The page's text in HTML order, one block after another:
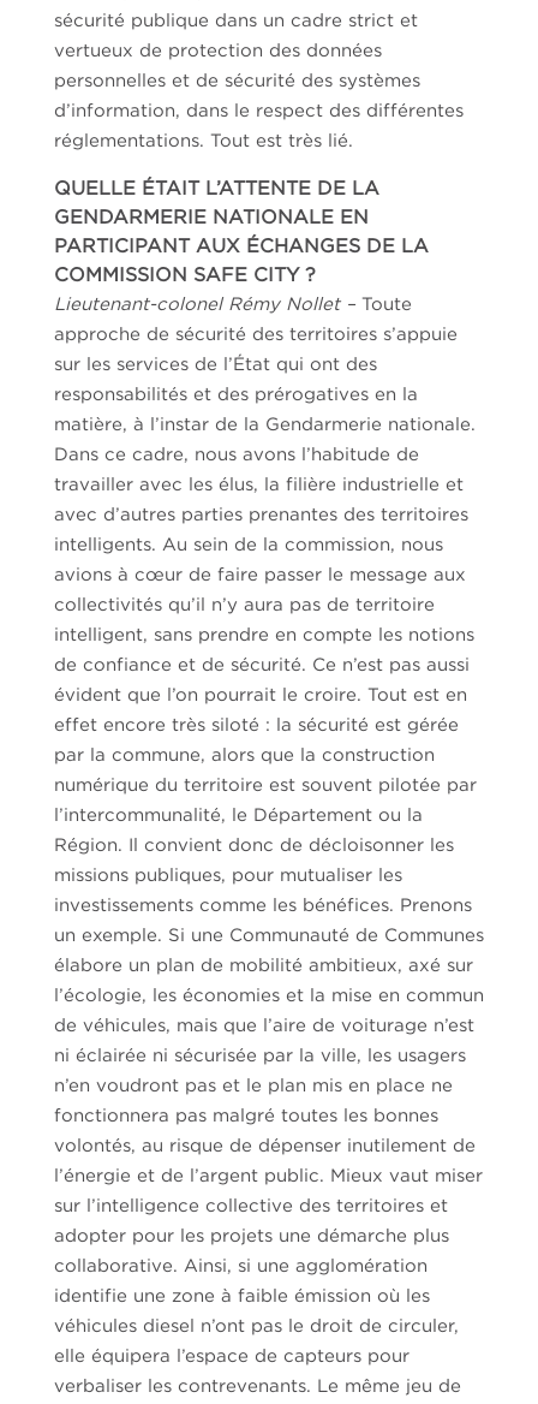
sécurité publique dans un cadre strict et
vertueux de protection des données
personnelles et de sécurité des systèmes
d’information, dans le respect des différentes
réglementations. Tout est très lié.
QUELLE ÉTAIT L’ATTENTE DE LA
GENDARMERIE NATIONALE EN
PARTICIPANT AUX ÉCHANGES DE LA
COMMISSION SAFE CITY ?
Lieutenant-colonel Rémy Nollet – Toute
approche de sécurité des territoires s’appuie
sur les services de l’État qui ont des
responsabilités et des prérogatives en la
matière, à l’instar de la Gendarmerie nationale.
Dans ce cadre, nous avons l’habitude de
travailler avec les élus, la filière industrielle et
avec d’autres parties prenantes des territoires
intelligents. Au sein de la commission, nous
avions à cœur de faire passer le message aux
collectivités qu’il n’y aura pas de territoire
intelligent, sans prendre en compte les notions
de confiance et de sécurité. Ce n’est pas aussi
évident que l’on pourrait le croire. Tout est en
effet encore très siloté : la sécurité est gérée
par la commune, alors que la construction
numérique du territoire est souvent pilotée par
l’intercommunalité, le Département ou la
Région. Il convient donc de décloisonner les
missions publiques, pour mutualiser les
investissements comme les bénéfices. Prenons
un exemple. Si une Communauté de Communes
élabore un plan de mobilité ambitieux, axé sur
l’écologie, les économies et la mise en commun
de véhicules, mais que l’aire de voiturage n’est
ni éclairée ni sécurisée par la ville, les usagers
n’en voudront pas et le plan mis en place ne
fonctionnera pas malgré toutes les bonnes
volontés, au risque de dépenser inutilement de
l’énergie et de l’argent public. Mieux vaut miser
sur l’intelligence collective des territoires et
adopter pour les projets une démarche plus
collaborative. Ainsi, si une agglomération
identifie une zone à faible émission où les
véhicules diesel n’ont pas le droit de circuler,
elle équipera l’espace de capteurs pour
verbaliser les contrevenants. Le même jeu de